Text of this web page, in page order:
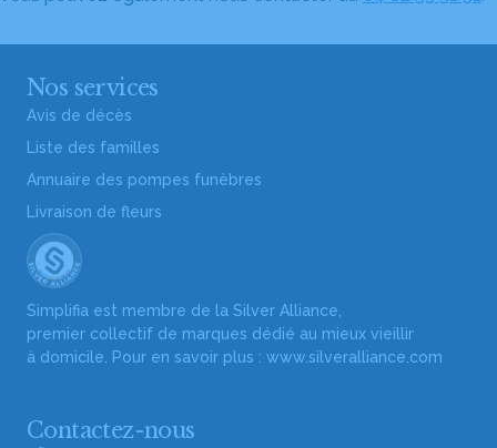
Nos services
Avis de décès
Liste des familles
Annuaire des pompes funèbres
Livraison de fleurs
Simplifia est membre de la Silver Alliance,
premier collectif de marques dédié au mieux vieillir
à domicile. Pour en savoir plus : www.silveralliance.com
Contactez-nous